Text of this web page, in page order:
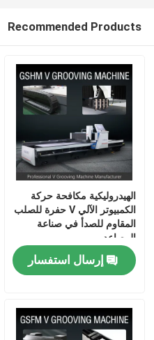
بيت
Recommended Products
الهيدروليكية مكافحة حركة
الكمبيوتر الآلي V حفرة للصلب
المقاوم للصدأ في صناعة
المصاعد
إرسال استفسار